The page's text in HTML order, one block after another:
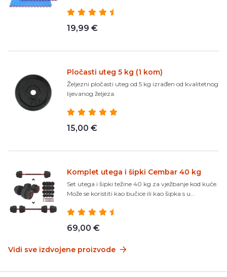
19,99 €
Pločasti uteg 5 kg (1 kom)
Željezni pločasti uteg od 5 kg izrađen od kvalitetnog
lijevanog željeza.
15,00 €
Komplet utega i šipki Cembar 40 kg
Set utega i šipki težine 40 kg za vježbanje kod kuće.
Može se koristiti kao bučice ili kao šipka s u...
69,00 €
Vidi sve izdvojene proizvode